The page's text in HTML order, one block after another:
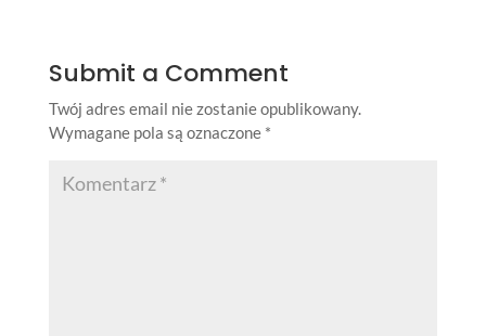
Submit a Comment
Twój adres email nie zostanie opublikowany.
Wymagane pola są oznaczone *